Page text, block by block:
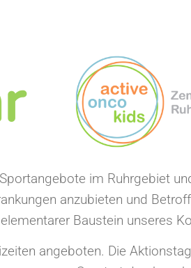
im Ruhrgebiet
anzubieten und
Baustein unseres
angeboten. Die